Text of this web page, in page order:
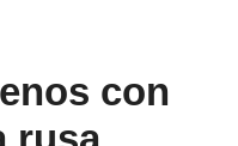
con